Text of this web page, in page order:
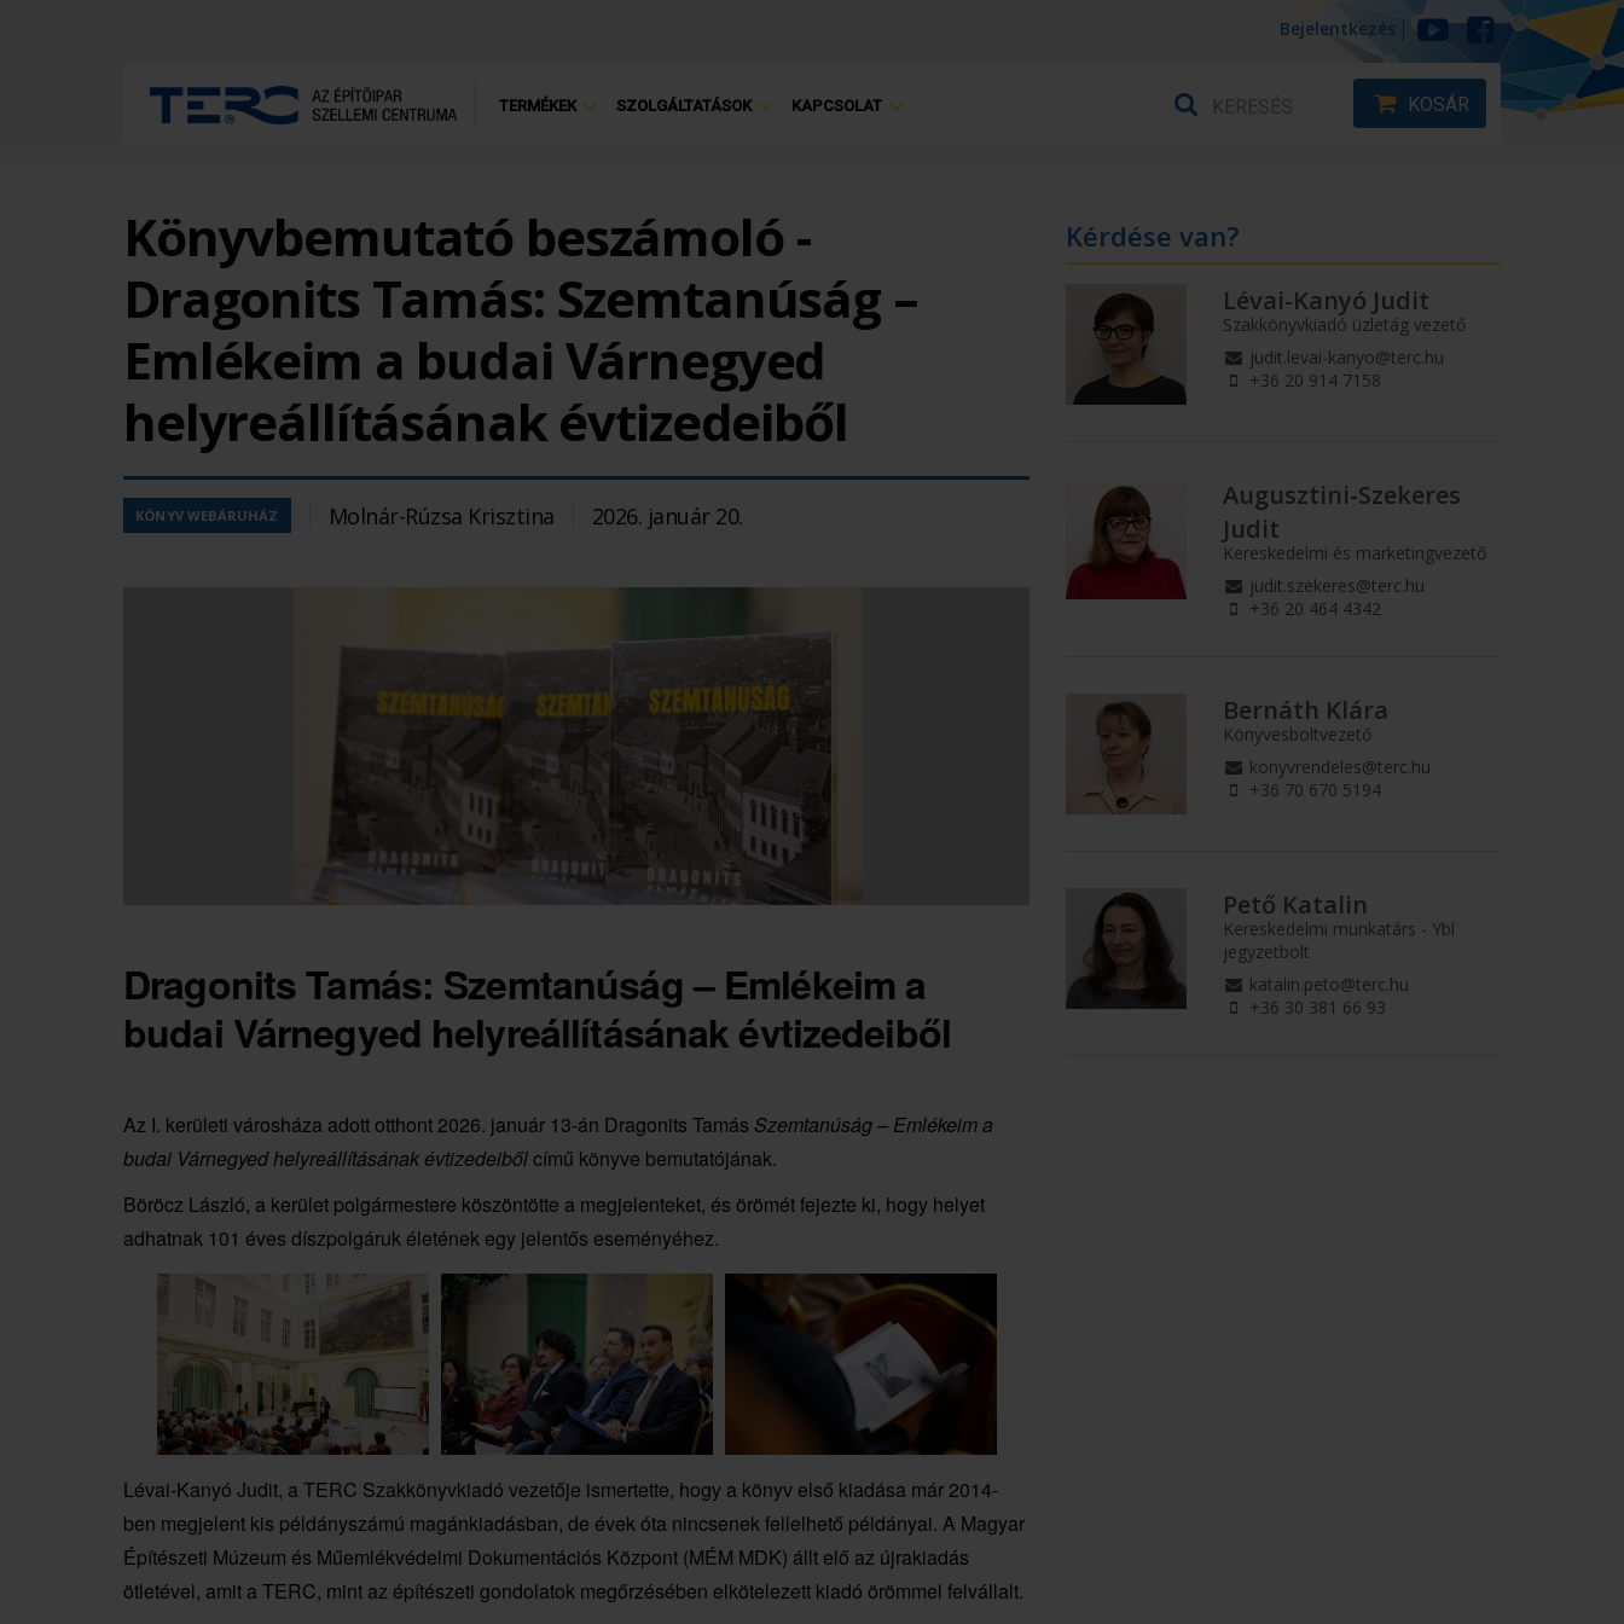
Bejelentkezés
TERMÉKEK SZOLGÁLTATÁSOK KAPCSOLAT KOSÁR
Könyvbemutató beszámoló -
Dragonits Tamás: Szemtanúság –
Emlékeim a budai Várnegyed
helyreállításának évtizedeiből
KÖNYV WEBÁRUHÁZ Molnár-Rúzsa Krisztina 2026. január 20.
Dragonits Tamás: Szemtanúság – Emlékeim a
budai Várnegyed helyreállításának évtizedeiből
Az I. kerületi városháza adott otthont 2026. január 13-án Dragonits Tamás Szemtanúság – Emlékeim a
budai Várnegyed helyreállításának évtizedeibőlcímű könyve bemutatójának.
Böröcz László, a kerület polgármestere köszöntötte a megjelenteket, és örömét fejezte ki, hogy helyet
adhatnak 101 éves díszpolgáruk életének egy jelentős eseményéhez.
Lévai-Kanyó Judit, a TERC Szakkönyvkiadó vezetője ismertette, hogy a könyv első kiadása már 2014-
ben megjelent kis példányszámú magánkiadásban, de évek óta nincsenek fellelhető példányai. A Magyar
Építészeti Múzeum és Műemlékvédelmi Dokumentációs Központ (MÉM MDK) állt elő az újrakiadás
ötletével, amit a TERC, mint az építészeti gondolatok megőrzésében elkötelezett kiadó örömmel felvállalt.
Kérdése van?
Lévai-Kanyó Judit
Szakkönyvkiadó üzletág vezető
judit.levai-kanyo@terc.hu
+36 20 914 7158
Augusztini-Szekeres
Judit
Kereskedelmi és marketingvezető
judit.szekeres@terc.hu
+36 20 464 4342
Bernáth Klára
Könyvesboltvezető
konyvrendeles@terc.hu
+36 70 670 5194
Pető Katalin
Kereskedelmi munkatárs - Ybl
jegyzetbolt
katalin.peto@terc.hu
+36 30 381 66 93